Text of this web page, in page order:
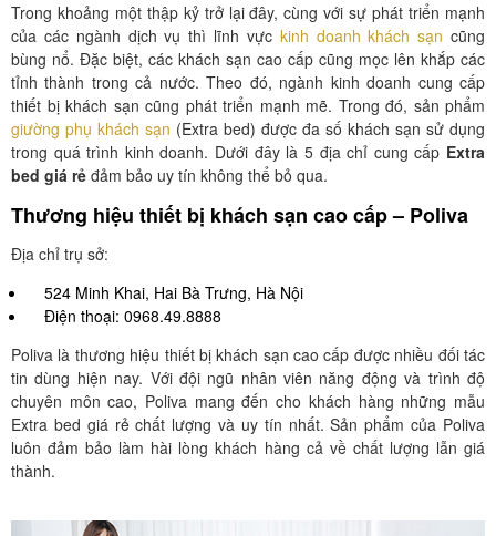
Trong khoảng một thập kỷ trở lại đây, cùng với sự phát triển mạnh
của các ngành dịch vụ thì lĩnh vực kinh doanh khách sạn cũng
bùng nổ. Đặc biệt, các khách sạn cao cấp cũng mọc lên khắp các
tỉnh thành trong cả nước. Theo đó, ngành kinh doanh cung cấp
thiết bị khách sạn cũng phát triển mạnh mẽ. Trong đó, sản phẩm
giường phụ khách sạn (Extra bed) được đa số khách sạn sử dụng
trong quá trình kinh doanh. Dưới đây là 5 địa chỉ cung cấp Extra
bed giá rẻ đảm bảo uy tín không thể bỏ qua.
Thương hiệu thiết bị khách sạn cao cấp – Poliva
Địa chỉ trụ sở:
524 Minh Khai, Hai Bà Trưng, Hà Nội
Điện thoại: 0968.49.8888
Poliva là thương hiệu thiết bị khách sạn cao cấp được nhiều đối tác
tin dùng hiện nay. Với đội ngũ nhân viên năng động và trình độ
chuyên môn cao, Poliva mang đến cho khách hàng những mẫu
Extra bed giá rẻ chất lượng và uy tín nhất. Sản phẩm của Poliva
luôn đảm bảo làm hài lòng khách hàng cả về chất lượng lẫn giá
thành.